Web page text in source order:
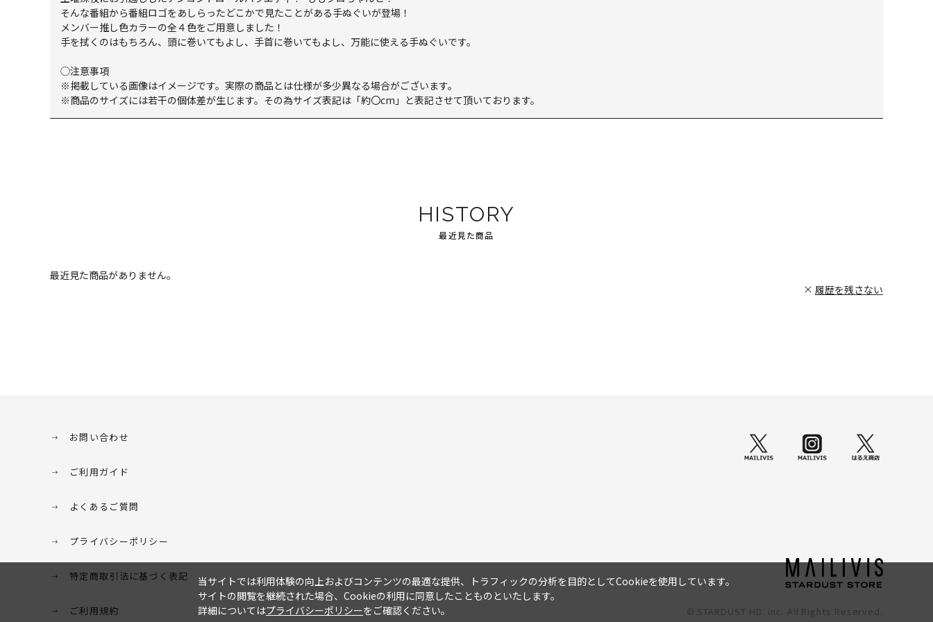
そんな番組から番組ロゴをあしらったどこかで見たことがある手ぬぐいが登場！
メンバー推し色カラーの全４色をご用意しました！
手を拭くのはもちろん、頭に巻いてもよし、手首に巻いてもよし、万能に使える手ぬぐいです。
◯注意事項
※掲載している画像はイメージです。実際の商品とは仕様が多少異なる場合がございます。
※商品のサイズには若干の個体差が生じます。その為サイズ表記は「約〇cm」と表記させて頂いております。
HISTORY
最近見た商品
最近見た商品がありません。
履歴を残さない
お問い合わせ
ご利用ガイド
よくあるご質問
プライバシーポリシー
特定商取引法に基づく表記
ご利用規約 © STARDUST HD. inc. All Rights Reserved.
当サイトでは利用体験の向上およびコンテンツの最適な提供、トラフィックの分析を目的としてCookieを使用しています。
サイトの閲覧を継続された場合、Cookieの利用に同意したことものといたします。
詳細についてはプライバシーポリシーをご確認ください。